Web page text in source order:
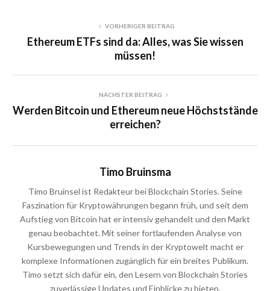
VORHERIGER BEITRAG
Ethereum ETFs sind da: Alles, was Sie wissen
müssen!
NÄCHSTER BEITRAG
Werden Bitcoin und Ethereum neue Höchststände
erreichen?
Timo Bruinsma
Timo Bruinsel ist Redakteur bei Blockchain Stories. Seine
Faszination für Kryptowährungen begann früh, und seit dem
Aufstieg von Bitcoin hat er intensiv gehandelt und den Markt
genau beobachtet. Mit seiner fortlaufenden Analyse von
Kursbewegungen und Trends in der Kryptowelt macht er
komplexe Informationen zugänglich für ein breites Publikum.
Timo setzt sich dafür ein, den Lesern von Blockchain Stories
zuverlässige Updates und Einblicke zu bieten.